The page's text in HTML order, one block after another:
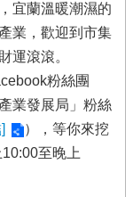
宜蘭溫暖潮濕的
業，歡迎到市集
運滾滾。
粉絲團
業發展局」粉絲
），等你來挖
至晚上